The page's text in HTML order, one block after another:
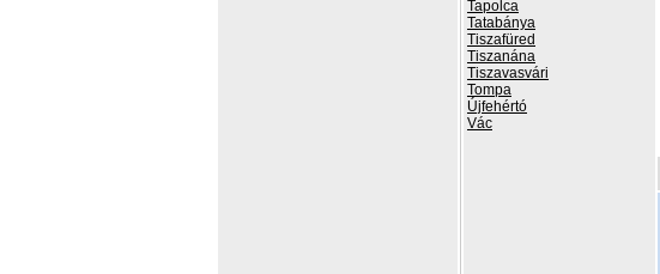
Tapolca
Tatabánya
Tiszafüred
Tiszanána
Tiszavasvári
Tompa
Újfehértó
Vác